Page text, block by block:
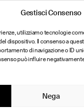
Gestisci Consenso
utilizziamo tecnologie
dispositivo. Il consenso a
di navigazione o ID
può influire
Nega